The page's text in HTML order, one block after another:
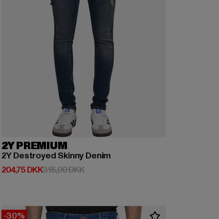
2Y PREMIUM
2Y Destroyed Skinny Denim
204,75 DKK
Nuværende pris: 204,75 DKK
315,00 DKKKampagnepris: 315,00 DKK
-30%